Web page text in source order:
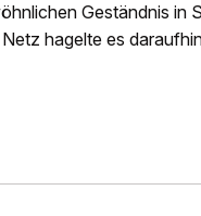
Geständnis in
hagelte es